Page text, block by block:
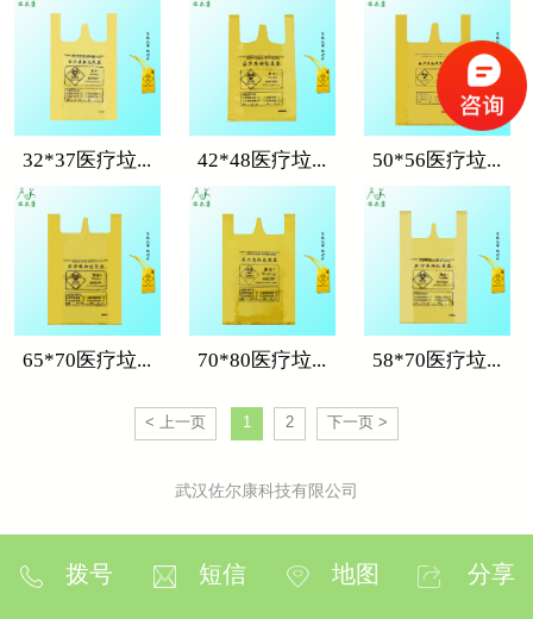
32*37医疗垃... 42*48医疗垃... 50*56医疗垃...
65*70医疗垃... 70*80医疗垃... 58*70医疗垃...
< 上一页 1 2 下一页 >
武汉佐尔康科技有限公司
拨号 短信 地图 分享